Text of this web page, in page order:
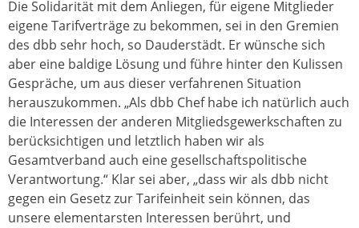
Die Solidarität mit dem Anliegen, für eigene Mitglieder
eigene Tarifverträge zu bekommen, sei in den Gremien
des dbb sehr hoch, so Dauderstädt. Er wünsche sich
aber eine baldige Lösung und führe hinter den Kulissen
Gespräche, um aus dieser verfahrenen Situation
herauszukommen. „Als dbb Chef habe ich natürlich auch
die Interessen der anderen Mitgliedsgewerkschaften zu
berücksichtigen und letztlich haben wir als
Gesamtverband auch eine gesellschaftspolitische
Verantwortung.“ Klar sei aber, „dass wir als dbb nicht
gegen ein Gesetz zur Tarifeinheit sein können, das
unsere elementarsten Interessen berührt, und